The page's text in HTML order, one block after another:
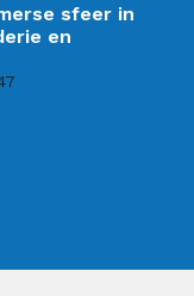
sfeer in
en